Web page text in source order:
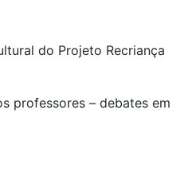
do Projeto Recriança
professores – debates em